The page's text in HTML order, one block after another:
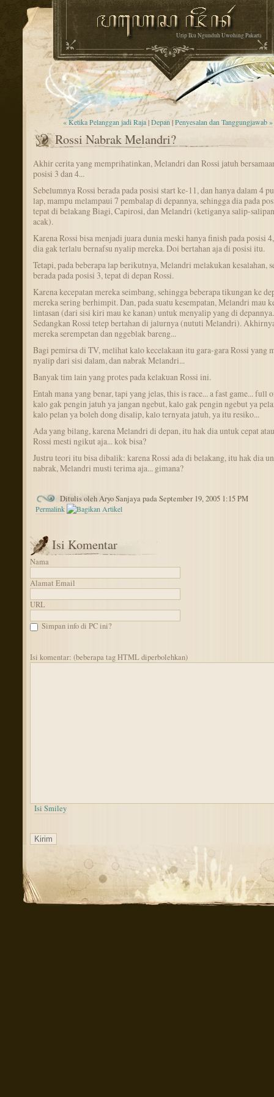
Urip Iku Ngunduh Uwohing Pakarti
« Ketika Pelanggan jadi Raja|Depan|Penyesalan dan Tanggungjawab »
Rossi Nabrak Melandri?
Akhir cerita yang memprihatinkan, Melandri dan Rossi jatuh
posisi 3 dan 4...
Sebelumnya Rossi berada pada posisi start ke-11, dan hanya dalam 4
lap, mampu melampaui 7 pembalap di depannya, sehingga dia pada
tepat di belakang Biagi, Capirosi, dan Melandri (ketiganya salip-
acak).
Karena Rossi bisa menjadi juara dunia meski hanya finish pada posisi
dia gak terlalu bernafsu nyalip mereka. Doi bertahan aja di posisi itu.
Tetapi, pada beberapa lap berikutnya, Melandri melakukan kesalahan,
berada pada posisi 3, tepat di depan Rossi.
Karena kecepatan mereka seimbang, sehingga beberapa tikungan ke
mereka sering berhimpit. Dan, pada suatu kesempatan, Melandri mau
lintasan (dari sisi kiri mau ke kanan) untuk menyalip yang di depannya.
Sedangkan Rossi tetep bertahan di jalurnya (nututi Melandri).
mereka serempetan dan nggeblak bareng...
Bagi pemirsa di TV, melihat kalo kecelakaan itu gara-gara Rossi yang
nyalip dari sisi dalam, dan nabrak Melandri...
Banyak tim lain yang protes pada kelakuan Rossi ini.
Entah mana yang benar, tapi yang jelas, this is race... a fast game... full
kalo gak pengin jatuh ya jangan ngebut, kalo gak pengin ngebut ya
kalo pelan ya boleh dong disalip, kalo ternyata jatuh, ya itu resiko...
Ada yang bilang, karena Melandri di depan, itu hak dia untuk cepat
Rossi mesti ngikut aja... kok bisa?
Justru teori itu bisa dibalik: karena Rossi ada di belakang, itu hak dia
nabrak, Melandri musti terima aja... gimana?
Ditulis oleh Aryo Sanjaya pada September 19, 2005 1:15 PM
Permalink
Isi Komentar
Nama
Alamat Email
URL
Simpan info di PC ini?
Isi komentar: (beberapa tag HTML diperbolehkan)
Isi Smiley